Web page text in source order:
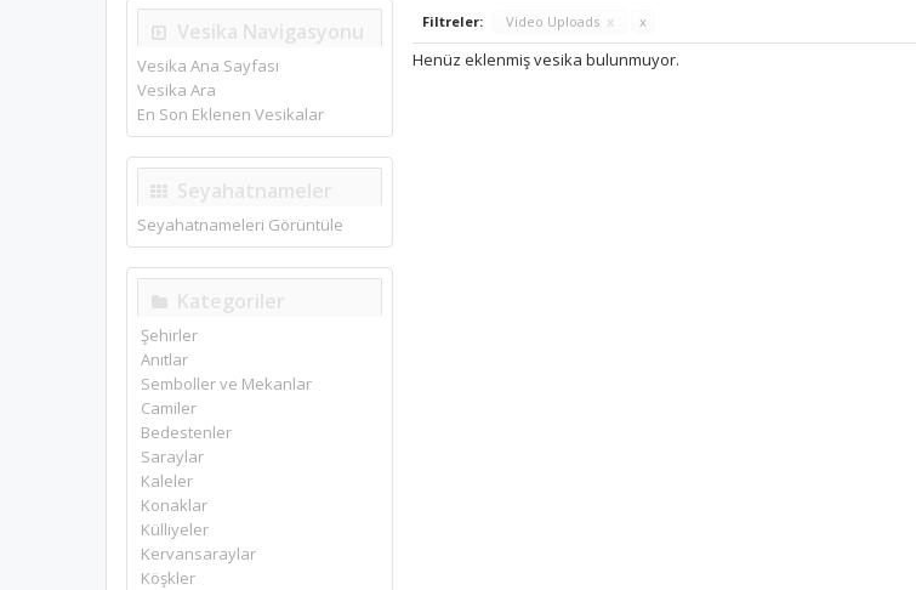
Filtreler: Video Uploads x x
Henüz eklenmiş vesika bulunmuyor.
Vesika Navigasyonu
Vesika Ana Sayfası
Vesika Ara
En Son Eklenen Vesikalar
Seyahatnameler
Seyahatnameleri Görüntüle
Kategoriler
Şehirler
Anıtlar
Semboller ve Mekanlar
Camiler
Bedestenler
Saraylar
Kaleler
Konaklar
Külliyeler
Kervansaraylar
Köşkler